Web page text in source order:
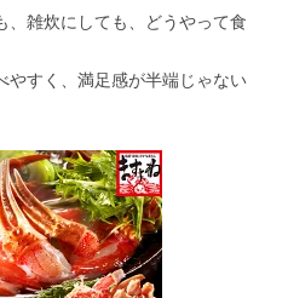
、雑炊にしても、どうやって食
やすく、満足感が半端じゃない